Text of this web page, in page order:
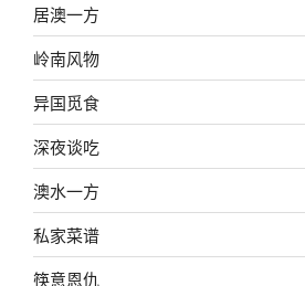
居澳一方
岭南风物
异国觅食
深夜谈吃
澳水一方
私家菜谱
筷意恩仇